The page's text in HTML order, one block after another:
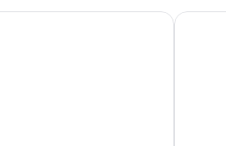
Hôtel